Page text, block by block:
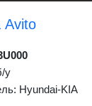
у
Hyundai-KIA